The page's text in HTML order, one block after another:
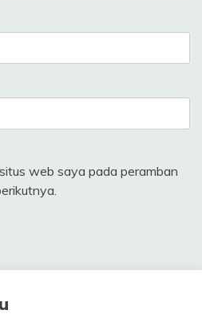
web saya pada peramban